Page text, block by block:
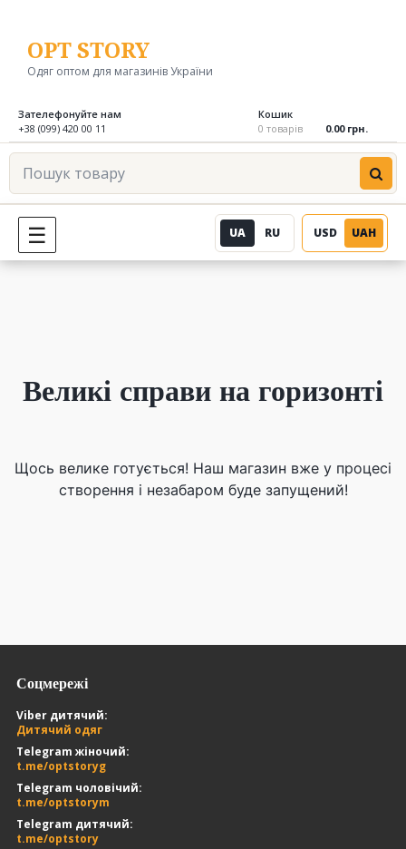
вмістуOPT STORY
Одяг оптом для магазинів України
Зателефонуйте нам
+38 (099) 420 00 11
Кошик
0 товарів
0.00 грн.
Пошук
товару
UA RU USD UAH
Великі справи на горизонті
Щось велике готується! Наш магазин вже у процесі
створення і незабаром буде запущений!
Соцмережі
Viber дитячий:
Дитячий одяг
Telegram жіночий:
t.me/optstoryg
Telegram чоловічий:
t.me/optstorym
Telegram дитячий:
t.me/optstory